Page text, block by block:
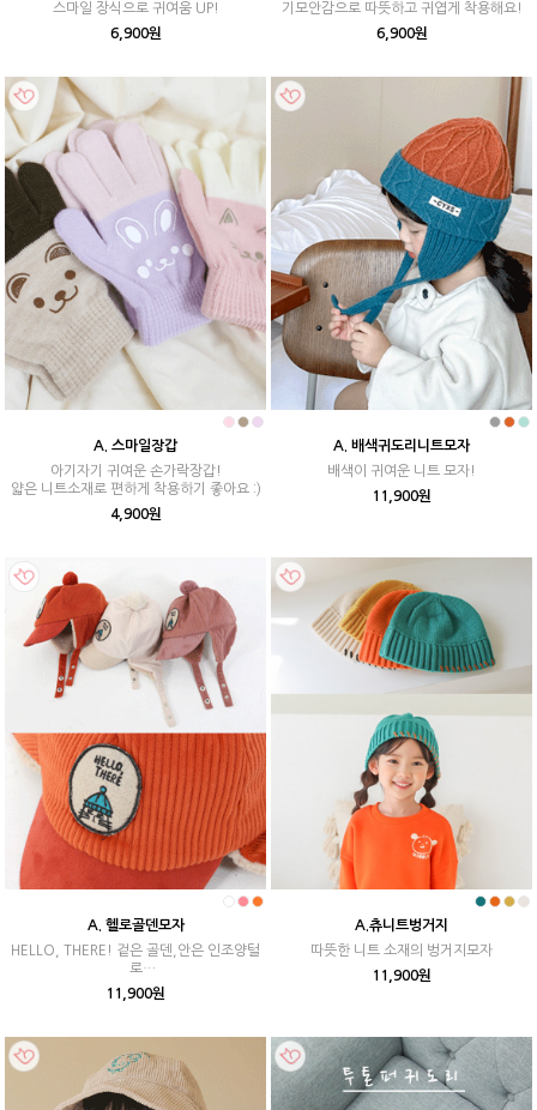
스마일 장식으로 귀여움 UP!
6,900원
기모안감으로 따뜻하고 귀엽게 착용해요!
6,900원
A. 스마일장갑
아기자기 귀여운 손가락장갑!
얇은 니트소재로 편하게 착용하기 좋아요 :)
4,900원
A. 배색귀도리니트모자
배색이 귀여운 니트 모자!
11,900원
A. 헬로골덴모자
HELLO, THERE! 겉은 골덴,안은 인조양털
로
예쁘고 보온성은 UP!!
11,900원
A.츄니트벙거지
따뜻한 니트 소재의 벙거지모자
11,900원